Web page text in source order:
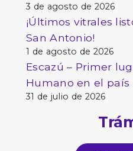
3 de agosto de 2026
¡Últimos vitrales
San Antonio!
1 de agosto de 2026
Escazú – Primer
Humano en el país
31 de julio de 2026